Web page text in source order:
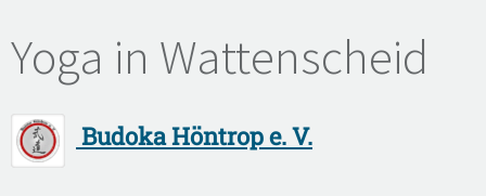
Yoga in Wattenscheid
Budoka Höntrop e. V.